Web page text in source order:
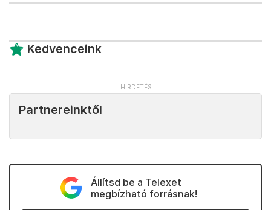
Kedvenceink
Partnereinktől
Állítsd be a Telexet
megbízható forrásnak!